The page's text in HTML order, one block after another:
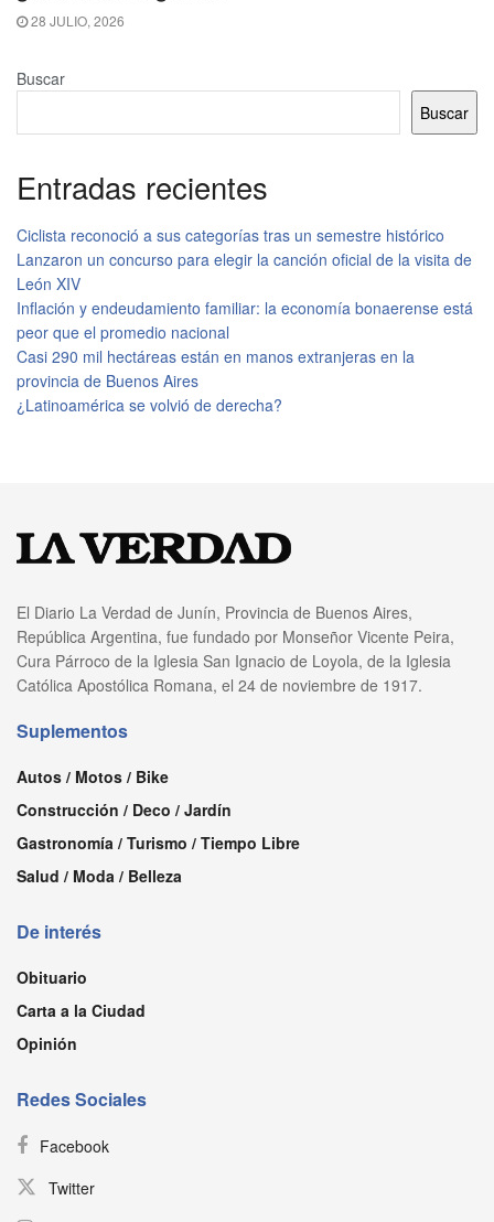
28 JULIO, 2026
Buscar
Buscar
Entradas recientes
Ciclista reconoció a sus categorías tras un semestre histórico
Lanzaron un concurso para elegir la canción oficial de la visita de
León XIV
Inflación y endeudamiento familiar: la economía bonaerense está
peor que el promedio nacional
Casi 290 mil hectáreas están en manos extranjeras en la
provincia de Buenos Aires
¿Latinoamérica se volvió de derecha?
El Diario La Verdad de Junín, Provincia de Buenos Aires,
República Argentina, fue fundado por Monseñor Vicente Peira,
Cura Párroco de la Iglesia San Ignacio de Loyola, de la Iglesia
Católica Apostólica Romana, el 24 de noviembre de 1917.
Suplementos
Autos / Motos / Bike
Construcción / Deco / Jardín
Gastronomía / Turismo / Tiempo Libre
Salud / Moda / Belleza
De interés
Obituario
Carta a la Ciudad
Opinión
Redes Sociales
Facebook
Twitter